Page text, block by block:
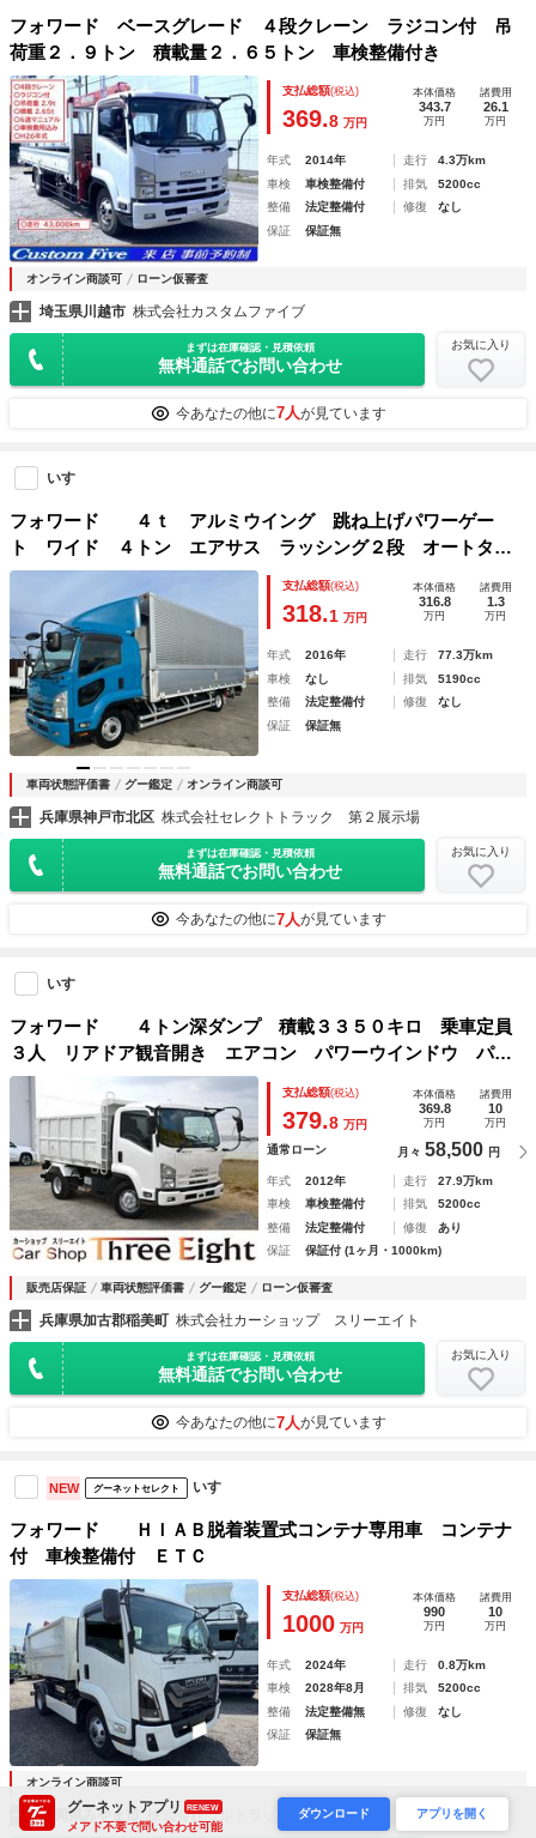
フォワード ベースグレード ４段クレーン ラジコン付 吊
荷重２．９トン 積載量２．６５トン 車検整備付き
支払総額(税込)
369.8 万円
本体価格
343.7
万円
諸費用
26.1
万円
年式 2014年 走行
4.3万km
車検
車検整備付 排気
5200cc
整備
法定整備付 修復
なし
保証
保証無
オンライン商談可 ローン仮審査
埼玉県川越市 株式会社カスタムファイブ
まずは在庫確認・見積依頼
無料通話でお問い合わせ
お気に入り
今あなたの他に7人が見ています
いすゞ
フォワード ４ｔ アルミウイング 跳ね上げパワーゲー
ト ワイド ４トン エアサス ラッシング２段 オートター
ン 内フック バックモニター ミッション ベット 電動格
納ミラー 坂道補助装置 積載量２．５５０ｋｇ
支払総額(税込)
318.1 万円
本体価格
316.8
万円
諸費用
1.3
万円
年式 2016年 走行
77.3万km
車検
なし 排気
5190cc
整備
法定整備付 修復
なし
保証
保証無
車両状態評価書 グー鑑定 オンライン商談可
兵庫県神戸市北区 株式会社セレクトトラック 第２展示場
まずは在庫確認・見積依頼
無料通話でお問い合わせ
お気に入り
今あなたの他に7人が見ています
いすゞ
フォワード ４トン深ダンプ 積載３３５０キロ 乗車定員
３人 リアドア観音開き エアコン パワーウインドウ パワ
ステアリング 土砂禁車両 サイドはしご 新明和製荷台 内
寸長さ３４０ 幅２０４ 高さ１２０ 電格ミラー
支払総額(税込)
379.8 万円
本体価格
369.8
万円
諸費用
10
万円
通常ローン 月々 58,500 円
年式 2012年 走行
27.9万km
車検
車検整備付 排気
5200cc
整備
法定整備付 修復
あり
保証
保証付 (1ヶ月・1000km)
販売店保証 車両状態評価書 グー鑑定 ローン仮審査
兵庫県加古郡稲美町 株式会社カーショップ スリーエイト
まずは在庫確認・見積依頼
無料通話でお問い合わせ
お気に入り
今あなたの他に7人が見ています
NEW グーネットセレクト いすゞ
フォワード ＨＩＡＢ脱着装置式コンテナ専用車 コンテナ
付 車検整備付 ＥＴＣ
支払総額(税込)
1000 万円
本体価格
990
万円
諸費用
10
万円
年式 2024年 走行
0.8万km
車検
2028年8月 排気
5200cc
整備
法定整備無 修復
なし
保証
保証無
オンライン商談可
福岡県みやま市 株式会社ウルトラック みやま展示場
グーネットアプリ RENEW
メアド不要で問い合わせ可能
ダウンロード アプリを開く